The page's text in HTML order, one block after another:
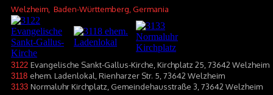
Welzheim , Baden-Württemberg, Germania
3122 Evangelische Sankt-Gallus-Kirche, Kirchplatz 25, 73642 Welzheim
3118 ehem. Ladenlokal, Rienharzer Str. 5, 73642 Welzheim
3133 Normaluhr Kirchplatz, Gemeindehausstraße 3, 73642 Welzheim